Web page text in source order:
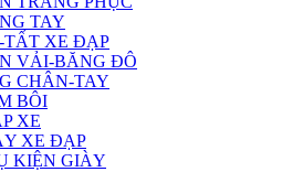
TAY
TẤT XE ĐẠP
VẢI-BĂNG ĐÔ
CHÂN-TAY
BÔI
XE
XE ĐẠP
KIỆN GIÀY